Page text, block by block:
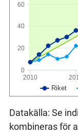
Riket
2010
0
20
40
60
Datakälla: Se
kombineras för